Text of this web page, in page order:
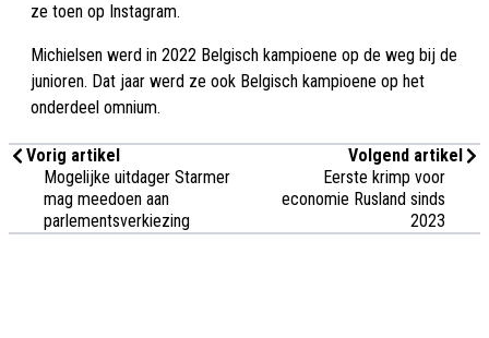
ze toen op Instagram.
Michielsen werd in 2022 Belgisch kampioene op de weg bij de
junioren. Dat jaar werd ze ook Belgisch kampioene op het
onderdeel omnium.
Vorig artikel
Mogelijke uitdager Starmer
mag meedoen aan
parlementsverkiezing
Volgend artikel
Eerste krimp voor
economie Rusland sinds
2023